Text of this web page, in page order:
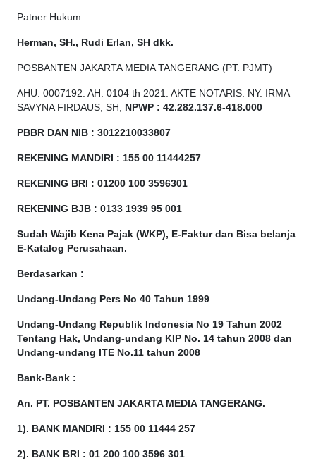
Patner Hukum:
Herman, SH., Rudi Erlan, SH dkk.
POSBANTEN JAKARTA MEDIA TANGERANG (PT. PJMT)
AHU. 0007192. AH. 0104 th 2021. AKTE NOTARIS. NY. IRMA
SAVYNA FIRDAUS, SH, NPW P : 42.282.137.6-418.000
PBBR DAN NIB : 3012210033807
REKENING MANDIRI : 155 00 11444257
REKENING BRI : 01200 100 3596301
REKENING BJB : 0133 1939 95 001
Sudah Wajib Kena Pajak (WKP), E-Faktur dan Bisa belanja
E-Katalog Perusahaan.
Berdasarkan :
Undang-Undang Pers No 40 Tahun 1999
Undang-Undang Republik Indonesia No 19 Tahun 2002
Tentang Hak, Undang-undang KIP No. 14 tahun 2008 dan
Undang-undang ITE No.11 tahun 2008
Bank-Bank :
An. PT. POSBANTEN JAKARTA MEDIA TANGERANG.
1). BANK MANDIRI : 155 00 11444 257
2). BANK BRI : 01 200 100 3596 301